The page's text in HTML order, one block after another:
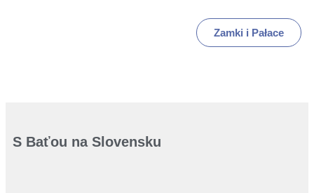
Zamki i Pałace
S Baťou na Slovensku